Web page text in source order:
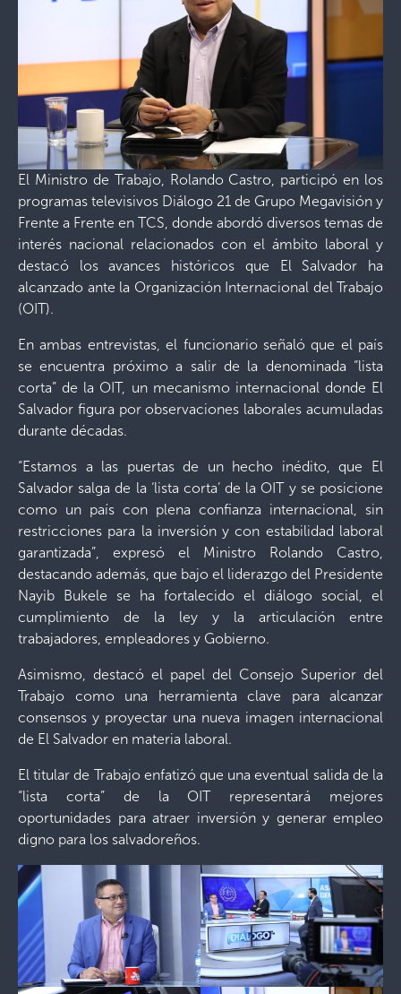
El Ministro de Trabajo, Rolando Castro, participó en los
programas televisivos Diálogo 21 de Grupo Megavisión y
Frente a Frente en TCS, donde abordó diversos temas de
interés nacional relacionados con el ámbito laboral y
destacó los avances históricos que El Salvador ha
alcanzado ante la Organización Internacional del Trabajo
(OIT).
En ambas entrevistas, el funcionario señaló que el país
se encuentra próximo a salir de la denominada “lista
corta” de la OIT, un mecanismo internacional donde El
Salvador figura por observaciones laborales acumuladas
durante décadas.
“Estamos a las puertas de un hecho inédito, que El
Salvador salga de la ‘lista corta’ de la OIT y se posicione
como un país con plena confianza internacional, sin
restricciones para la inversión y con estabilidad laboral
garantizada”, expresó el Ministro Rolando Castro,
destacando además, que bajo el liderazgo del Presidente
Nayib Bukele se ha fortalecido el diálogo social, el
cumplimiento de la ley y la articulación entre
trabajadores, empleadores y Gobierno.
Asimismo, destacó el papel del Consejo Superior del
Trabajo como una herramienta clave para alcanzar
consensos y proyectar una nueva imagen internacional
de El Salvador en materia laboral.
El titular de Trabajo enfatizó que una eventual salida de la
“lista corta” de la OIT representará mejores
oportunidades para atraer inversión y generar empleo
digno para los salvadoreños.